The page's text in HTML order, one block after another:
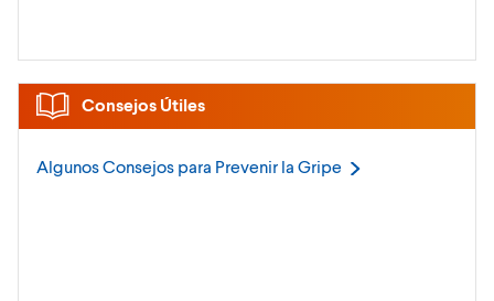
Consejos Útiles
Algunos Consejos para Prevenir la Gripe